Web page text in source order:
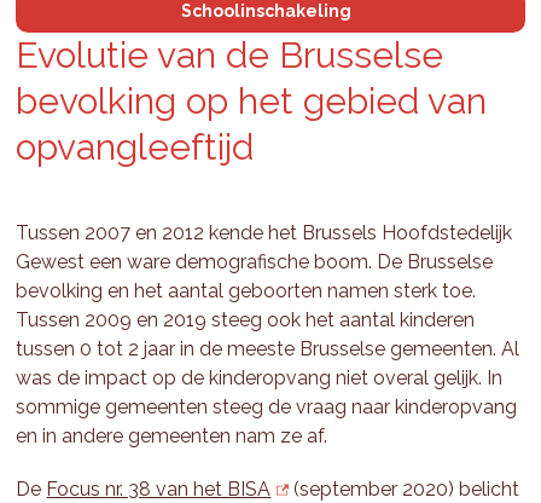
Schoolinschakeling
Evolutie van de Brusselse
bevolking op het gebied van
opvangleeftijd
Tussen 2007 en 2012 kende het Brussels Hoofdstedelijk
Gewest een ware demografische boom. De Brusselse
bevolking en het aantal geboorten namen sterk toe.
Tussen 2009 en 2019 steeg ook het aantal kinderen
tussen 0 tot 2 jaar in de meeste Brusselse gemeenten. Al
was de impact op de kinderopvang niet overal gelijk. In
sommige gemeenten steeg de vraag naar kinderopvang
en in andere gemeenten nam ze af.
De Focus nr. 38 van het BISA
(september 2020) belicht